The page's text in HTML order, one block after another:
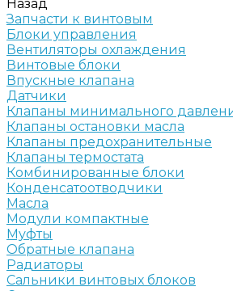
Назад
Запчасти к винтовым
Блоки управления
Вентиляторы охлаждения
Винтовые блоки
Впускные клапана
Датчики
Клапаны минимального
Клапаны остановки масла
Клапаны предохранительные
Клапаны термостата
Комбинированные блоки
Конденсатоотводчики
Масла
Модули компактные
Муфты
Обратные клапана
Радиаторы
Сальники винтовых блоков